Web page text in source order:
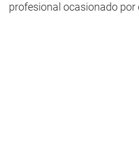
profesional ocasionado por